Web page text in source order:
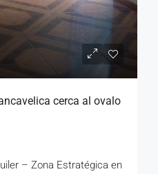
cerca al ovalo
– Zona Estratégica en